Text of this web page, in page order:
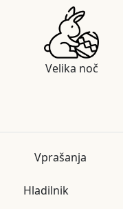
Velika noč
Vprašanja
Hladilnik